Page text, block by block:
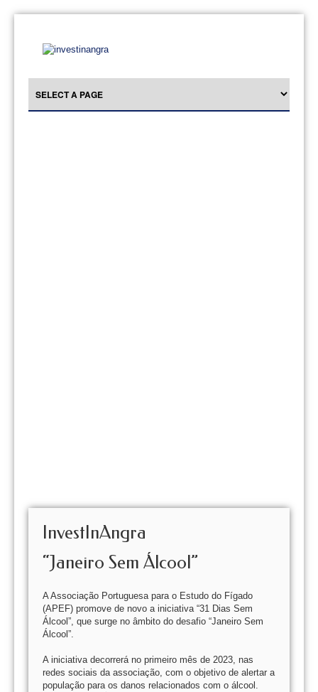
InvestInAngra
“Janeiro Sem Álcool”
A Associação Portuguesa para o Estudo do Fígado
(APEF) promove de novo a iniciativa “31 Dias Sem
Álcool”, que surge no âmbito do desafio “Janeiro Sem
Álcool”.
A iniciativa decorrerá no primeiro mês de 2023, nas
redes sociais da associação, com o objetivo de alertar a
população para os danos relacionados com o álcool.